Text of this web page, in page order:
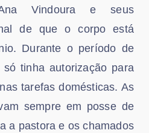
Vindoura e seus
de que o corpo está
Durante o período de
só tinha autorização para
tarefas domésticas. As
sempre em posse de
a pastora e os chamados